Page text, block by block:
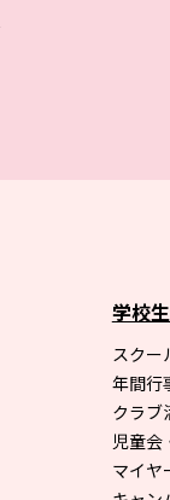
学校
スクー
年間行
クラブ
児童会
マイヤ